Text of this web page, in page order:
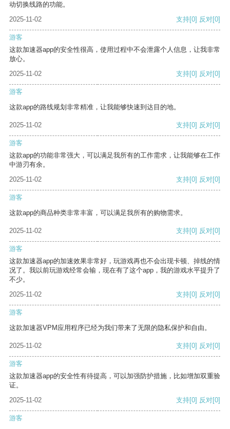
动切换线路的功能。
2025-11-02
支持[0] 反对[0]
游客
这款加速器app的安全性很高，使用过程中不会泄露个人信息，让我非常
放心。
2025-11-02
支持[0] 反对[0]
游客
这款app的路线规划非常精准，让我能够快速到达目的地。
2025-11-02 支持[0] 反对[0]
游客
这款app的功能非常强大，可以满足我所有的工作需求，让我能够在工作
中游刃有余。
2025-11-02
支持[0] 反对[0]
游客
这款app的商品种类非常丰富，可以满足我所有的购物需求。
2025-11-02 支持[0] 反对[0]
游客
这款加速器app的加速效果非常好，玩游戏再也不会出现卡顿、掉线的情
况了。我以前玩游戏经常会输，现在有了这个app，我的游戏水平提升了
不少。
2025-11-02
支持[0] 反对[0]
游客
这款加速器VPM应用程序已经为我们带来了无限的隐私保护和自由。
2025-11-02 支持[0] 反对[0]
游客
这款加速器app的安全性有待提高，可以加强防护措施，比如增加双重验
证。
2025-11-02
支持[0] 反对[0]
游客